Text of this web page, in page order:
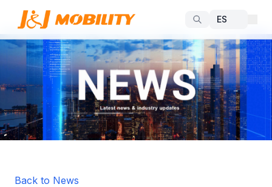
Back to News